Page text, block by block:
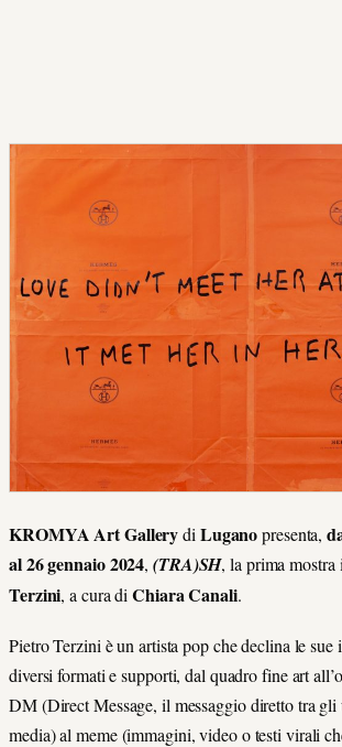
KROMYA Art Gallerydi Luganopresenta,
al 26 gennaio 2024,(TRA)SH, la prima
Terzini, a cura diChiara Canali.
Pietro Terzini è un artista pop che declina le sue
diversi formati e supporti, dal quadro fine art
DM (Direct Message, il messaggio diretto tra gli
media) al meme (immagini, video o testi virali